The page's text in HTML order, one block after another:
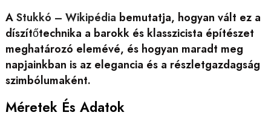
AStukkó – Wikipédia bemutatja, hogyan vált ez a
díszítőtechnika a barokk és klasszicista építészet
meghatározó elemévé, és hogyan maradt meg
napjainkban is az elegancia és a részletgazdagság
szimbólumaként.
Méretek És Adatok